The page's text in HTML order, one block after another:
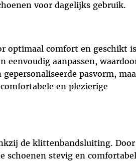
voor dagelijks gebruik.
optimaal comfort en geschikt
aanpassen,
pasvorm,
en plezierige
de klittenbandsluiting. Door
schoenen stevig en comfortabel